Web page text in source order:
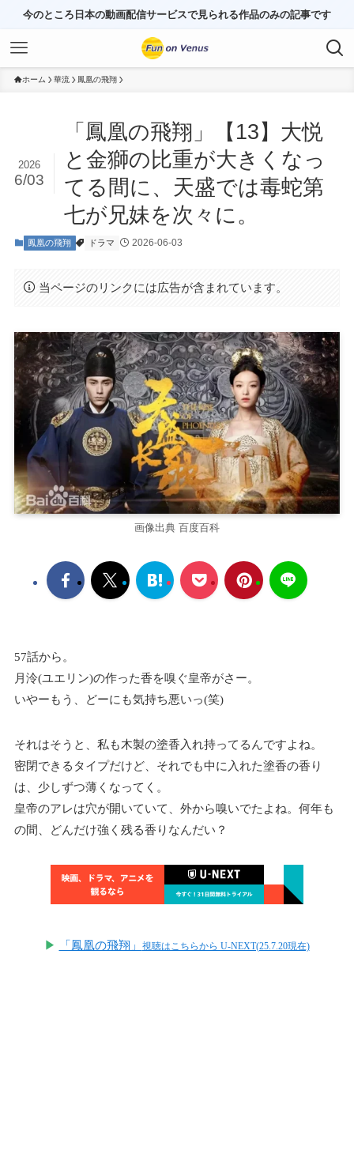
今のところ日本の動画配信サービスで見られる作品のみの記事です
ホーム 華流 鳳凰の飛翔
「鳳凰の飛翔」【13】大悦
と金獅の比重が大きくなっ
てる間に、天盛では毒蛇第
七が兄妹を次々に。
2026
6/03
鳳凰の飛翔 ドラマ 2026-06-03
当ページのリンクには広告が含まれています。
画像出典 百度百科
57話から。
月泠(ユエリン)の作った香を嗅ぐ皇帝がさー。
いやーもう、どーにも気持ち悪いっ(笑)
それはそうと、私も木製の塗香入れ持ってるんですよね。
密閉できるタイプだけど、それでも中に入れた塗香の香り
は、少しずつ薄くなってく。
皇帝のアレは穴が開いていて、外から嗅いでたよね。何年も
の間、どんだけ強く残る香りなんだい？
▶ 「鳳凰の飛翔」 視聴はこちらから U-NEXT(25.7.20現在)